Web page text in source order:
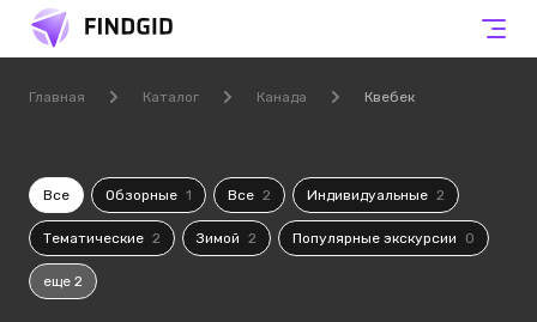
Главная Каталог Канада Квебек
Все Обзорные 1 Все 2 Индивидуальные 2
Тематические 2 Зимой 2 Популярные экскурсии 0
еще 2